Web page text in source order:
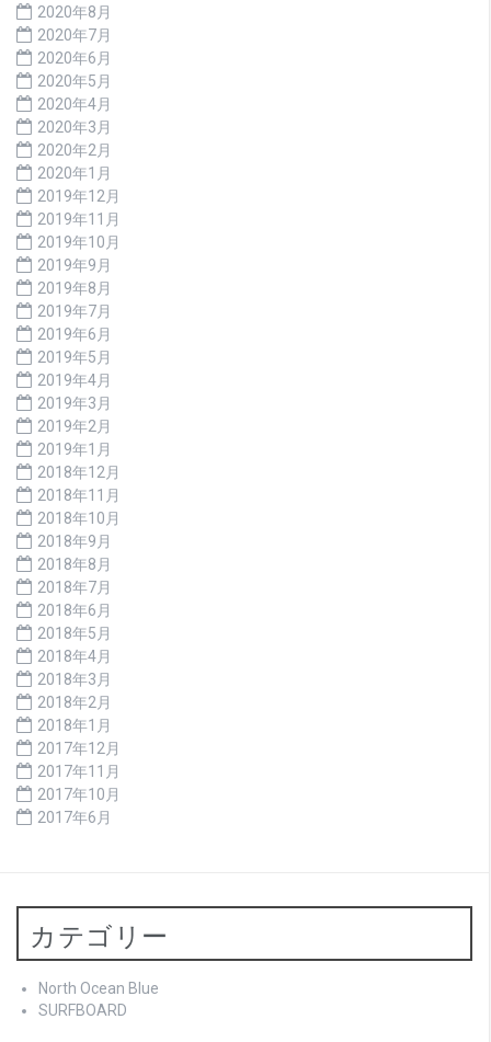
2020年8月
2020年7月
2020年6月
2020年5月
2020年4月
2020年3月
2020年2月
2020年1月
2019年12月
2019年11月
2019年10月
2019年9月
2019年8月
2019年7月
2019年6月
2019年5月
2019年4月
2019年3月
2019年2月
2019年1月
2018年12月
2018年11月
2018年10月
2018年9月
2018年8月
2018年7月
2018年6月
2018年5月
2018年4月
2018年3月
2018年2月
2018年1月
2017年12月
2017年11月
2017年10月
2017年6月
カテゴリー
North Ocean Blue
SURFBOARD